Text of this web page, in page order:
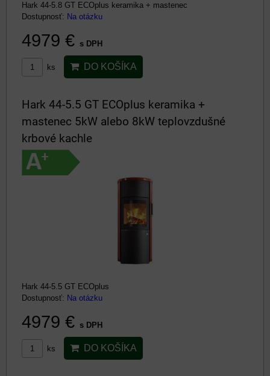
Hark 44-5.8 GT ECOplus keramika + mastenec
Dostupnosť: Na otázku
4979 € s DPH
ks DO KOŠÍKA
Hark 44-5.5 GT ECOplus keramika +
mastenec 5kW alebo 8kW teplovzdušné
krbové kachle
Hark 44-5.5 GT ECOplus
Dostupnosť: Na otázku
4979 € s DPH
ks DO KOŠÍKA